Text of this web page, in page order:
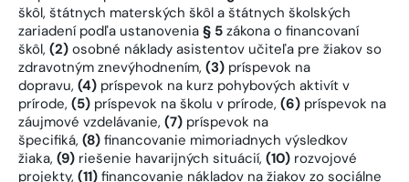
škôl, štátnych materských škôl a štátnych školských
zariadení podľa ustanovenia § 5 zákona o financovaní
škôl, (2) osobné náklady asistentov učiteľa pre žiakov so
zdravotným znevýhodnením, (3) príspevok na
dopravu, (4) príspevok na kurz pohybových aktivít v
prírode, (5) príspevok na školu v prírode, (6) príspevok na
záujmové vzdelávanie, (7) príspevok na
špecifiká, (8) financovanie mimoriadnych výsledkov
žiaka, (9) riešenie havarijných situácií, (10) rozvojové
projekty, (11) financovanie nákladov na žiakov zo sociálne